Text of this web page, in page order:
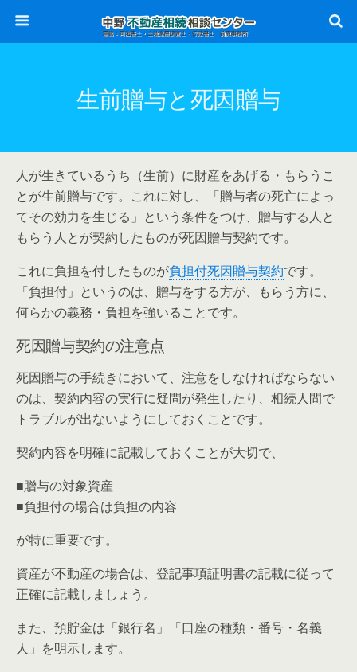
生前贈与と死因贈与
人が生きているうち（生前）に財産をあげる・もらうこ
とが生前贈与です。これに対し、「贈与者の死亡によっ
てその効力を生じる」という条件をつけ、贈与する人と
もらう人とが契約したものが死因贈与契約です。
これに負担を付したものが負担付死因贈与契約です。
「負担付」というのは、贈与をする方が、もらう方に、
何らかの義務・負担を強いることです。
死因贈与契約の注意点
死因贈与の手続きにおいて、注意をしなければならない
のは、契約内容の実行に疑問が発生したり、相続人間で
トラブルが出ないようにしておくことです。
契約内容を明確に記載しておくことが大切で、
■贈与の対象資産
■負担付の場合は負担の内容
が特に重要です。
資産が不動産の場合は、登記事項証明書の記載に従って
正確に記載しましょう。
また、預貯金は「銀行名」「口座の種類・番号・名義
人」を明示します。